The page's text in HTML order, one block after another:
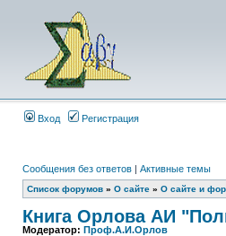
Вход Регистрация
Сообщения без ответов | Активные темы
Список форумов » О сайте » О сайте и
Книга Орлова АИ
Модератор: Проф.А.И.Орлов